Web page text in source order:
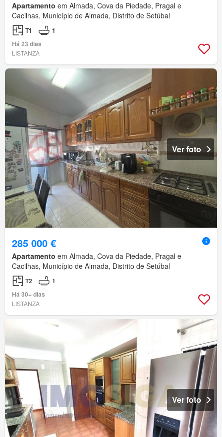
Apartamento em Almada, Cova da Piedade, Pragal e
Cacilhas, Município de Almada, Distrito de Setúbal
T1
1
Há 23 dias
LISTANZA
Ver foto
285 000 €
Apartamento em Almada, Cova da Piedade, Pragal e
Cacilhas, Município de Almada, Distrito de Setúbal
T2
1
Há 30+ dias
LISTANZA
Ver foto